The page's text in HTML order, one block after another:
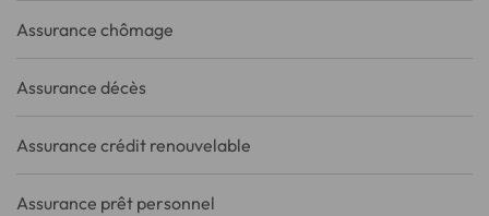
Assurance chômage
Assurance décès
Assurance crédit renouvelable
Assurance prêt personnel